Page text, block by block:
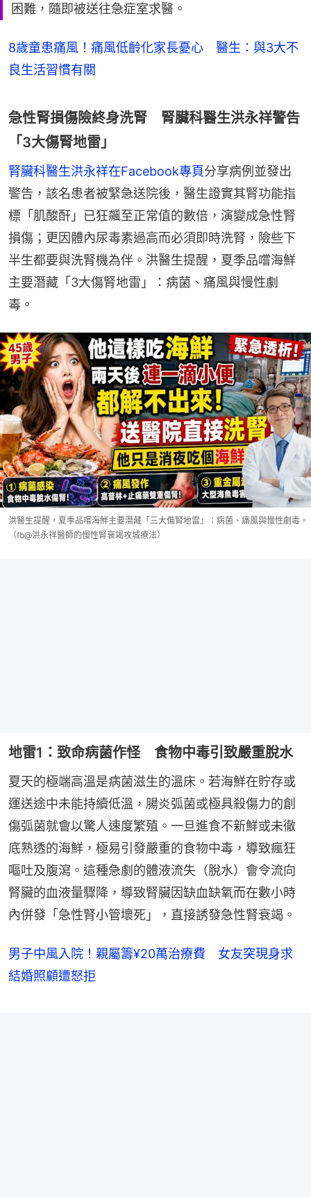
困難，隨即被送往急症室求醫。
8歲童患痛風！痛風低齡化家長憂心 醫生：與3大不
良生活習慣有關
急性腎損傷險終身洗腎 腎臟科醫生洪永祥警告
「3大傷腎地雷」
腎臟科醫生洪永祥在Facebook專頁分享病例並發出
警告，該名患者被緊急送院後，醫生證實其腎功能指
標「肌酸酐」已狂飆至正常值的數倍，演變成急性腎
損傷；更因體內尿毒素過高而必須即時洗腎，險些下
半生都要與洗腎機為伴。洪醫生提醒，夏季品嚐海鮮
主要潛藏「3大傷腎地雷」：病菌、痛風與慢性劇
毒。
洪醫生提醒，夏季品嚐海鮮主要潛藏「三大傷腎地雷」：病菌、痛風與慢性劇毒。
（fb@洪永祥醫師的慢性腎衰竭攻城療法 ）
地雷1：致命病菌作怪 食物中毒引致嚴重脫水
夏天的極端高溫是病菌滋生的溫床。若海鮮在貯存或
運送途中未能持續低溫，腸炎弧菌或極具殺傷力的創
傷弧菌就會以驚人速度繁殖。一旦進食不新鮮或未徹
底熟透的海鮮，極易引發嚴重的食物中毒，導致瘋狂
嘔吐及腹瀉。這種急劇的體液流失（脫水）會令流向
腎臟的血液量驟降，導致腎臟因缺血缺氧而在數小時
內併發「急性腎小管壞死」，直接誘發急性腎衰竭。
男子中風入院！親屬籌¥20萬治療費 女友突現身求
結婚照顧遭怒拒